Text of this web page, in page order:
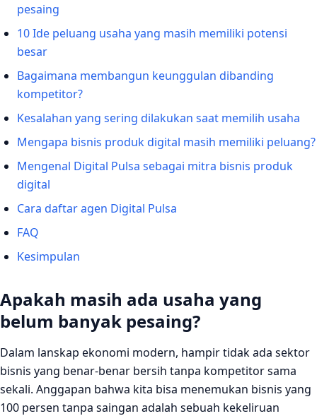
pesaing
10 Ide peluang usaha yang masih memiliki potensi
besar
Bagaimana membangun keunggulan dibanding
kompetitor?
Kesalahan yang sering dilakukan saat memilih usaha
Mengapa bisnis produk digital masih memiliki peluang?
Mengenal Digital Pulsa sebagai mitra bisnis produk
digital
Cara daftar agen Digital Pulsa
FAQ
Kesimpulan
Apakah masih ada usaha yang
belum banyak pesaing?
Dalam lanskap ekonomi modern, hampir tidak ada sektor
bisnis yang benar-benar bersih tanpa kompetitor sama
sekali. Anggapan bahwa kita bisa menemukan bisnis yang
100 persen tanpa saingan adalah sebuah kekeliruan